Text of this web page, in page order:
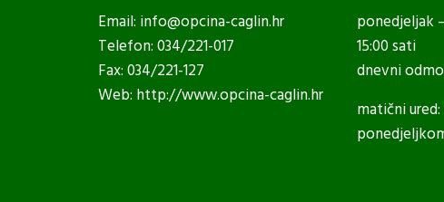
Email: info@opcina-caglin.hr
Telefon: 034/221-017
Fax: 034/221-127
Web: http://www.opcina-caglin.hr
ponedjeljak
15:00 sati
dnevni
matični